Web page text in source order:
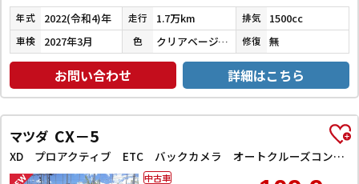
年式 2022(令和4)年 走行 1.7万km 排気 1500cc
車検 2027年3月 色 クリアベージュメタリック 修復 無
お問い合わせ 詳細はこちら
マツダ CX－5
XD プロアクティブ ETC バックカメラ オートクルーズコントロール レーンアシスト 衝突被害軽減システム ナビ オートライト LEDヘッドランプ アルミホイール スマートキー アイドリングストップ 電動格納ミラー AT
中古車